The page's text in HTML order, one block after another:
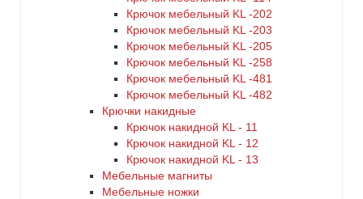
Крючок мебельный KL -202
Крючок мебельный KL -203
Крючок мебельный KL -205
Крючок мебельный KL -258
Крючок мебельный KL -481
Крючок мебельный KL -482
Крючки накидные
Крючок накидной KL - 11
Крючок накидной KL - 12
Крючок накидной KL - 13
Мебельные магниты
Мебельные ножки